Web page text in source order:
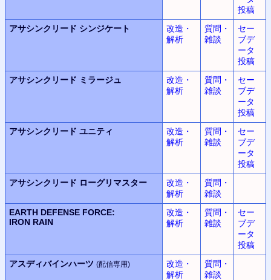
投稿
アサシンクリード シンジケート
改造・
解析
質問・
雑談
セー
ブデ
ータ
投稿
アサシンクリード ミラージュ
改造・
解析
質問・
雑談
セー
ブデ
ータ
投稿
アサシンクリード ユニティ
改造・
解析
質問・
雑談
セー
ブデ
ータ
投稿
アサシンクリード ローグリマスター
改造・
解析
質問・
雑談
EARTH DEFENSE FORCE:
IRON RAIN
改造・
解析
質問・
雑談
セー
ブデ
ータ
投稿
アスディバインハーツ (配信専用)
改造・
解析
質問・
雑談